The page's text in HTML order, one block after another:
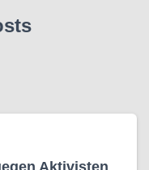
Aktivisten